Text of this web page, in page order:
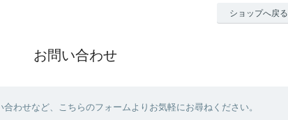
ショップへ戻る
お問い合わせ
わせなど、こちらのフォームよりお気軽にお尋ねください。